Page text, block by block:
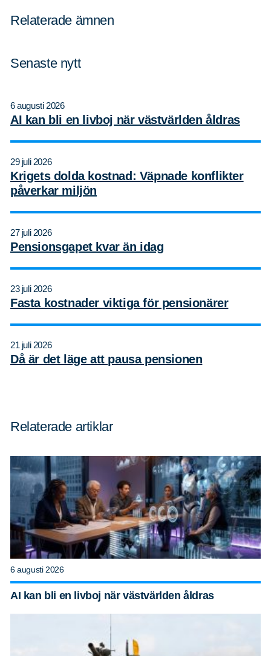
Relaterade ämnen
Senaste nytt
6 augusti 2026
AI kan bli en livboj när västvärlden åldras
29 juli 2026
Krigets dolda kostnad: Väpnade konflikter
påverkar miljön
27 juli 2026
Pensionsgapet kvar än idag
23 juli 2026
Fasta kostnader viktiga för pensionärer
21 juli 2026
Då är det läge att pausa pensionen
Relaterade artiklar
6 augusti 2026
AI kan bli en livboj när västvärlden åldras
efter: